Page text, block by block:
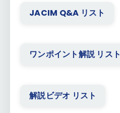
JACIM Q&A リスト
ワンポイント解説 リスト
解説ビデオ リスト